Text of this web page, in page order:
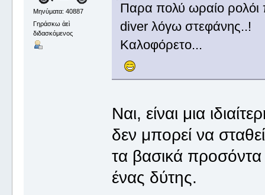
Μηνύματα: 40887
Γηράσκω ἀεὶ
διδασκόμενος
Παρα πολύ ωραίο ρολόι
diver λόγω στεφάνης..!
Καλοφόρετο...
Ναι, είναι μια
δεν μπορεί να
τα βασικά
ένας δύτης.